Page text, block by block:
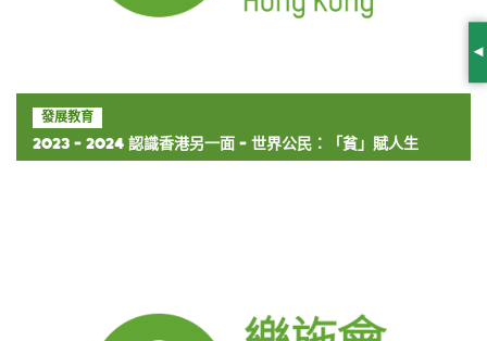
發展教育
2023 - 2024 認識香港另一面 - 世界公民：「貧」賦人生